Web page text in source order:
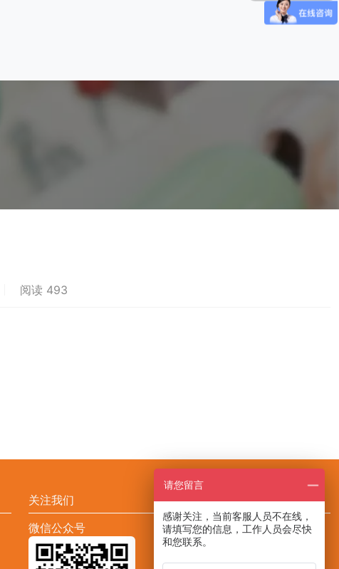
阅读 493
关注我们
微信公众号
添加CCF展会助手小F
请您留言
感谢关注，当前客服人员不在线，
请填写您的信息，工作人员会尽快
和您联系。